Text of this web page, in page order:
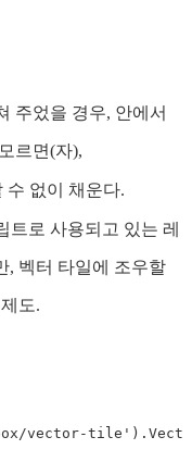
주었을 경우, 안에서
르면(자),
수 없이 채운다.
트로 사용되고 있는 레
, 벡터 타일에 조우할
도.
vector-tile ' ).